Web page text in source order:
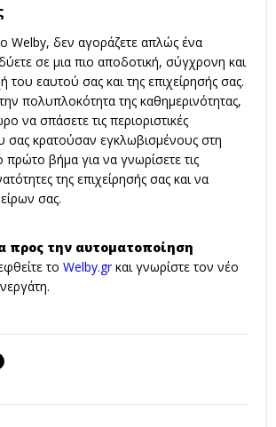
Welby, δεν αγοράζετε απλώς ένα
σε μια πιο αποδοτική, σύγχρονη και
του εαυτού σας και της επιχείρησής σας.
πολυπλοκότητα της καθημερινότητας,
να σπάσετε τις περιοριστικές
σας κρατούσαν εγκλωβισμένους στη
πρώτο βήμα για να γνωρίσετε τις
της επιχείρησής σας και να
σας.
προς την αυτοματοποίηση
το Welby.grκαι γνωρίστε τον νέο